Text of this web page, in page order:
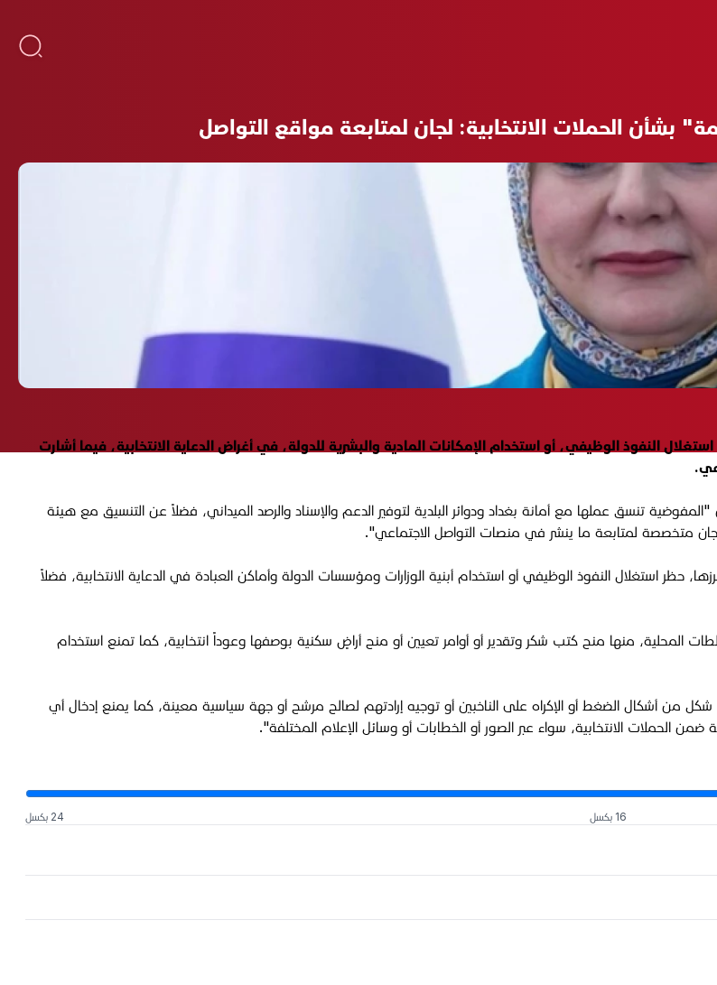
الحملات الانتخابية: لجان لمتابعة مواقع التواصل
الخميس 2 تشرين الأول 2025، المرشحين، من استغلال النفوذ الوظيفي، أو استخدام الإمكانات المادية والبشرية للدولة، في أغراض الدعاية الانتخابية، فيما أشارت
.
تنسق عملها مع أمانة بغداد ودوائر البلدية لتوفير الدعم والإسناد والرصد الميداني، فضلاً عن التنسيق مع هيئة
لجان متخصصة لمتابعة ما ينشر في منصات التواصل الاجتماعي".
رقم 4 لسنة 2025 وضع ضوابط صارمة، من أبرزها، حظر استغلال النفوذ الوظيفي أو استخدام أبنية الوزارات ومؤسسات الدولة وأماكن العبادة في الدعاية الانتخابية، فضلاً
المحلية، منها منح كتب شكر وتقدير أو أوامر تعيين أو منح أراضٍ سكنية بوصفها وعوداً انتخابية، كما تمنع استخدام
من أشكال الضغط أو الإكراه على الناخبين أو توجيه إرادتهم لصالح مرشح أو جهة سياسية معينة، كما يمنع إدخال أي
ضمن الحملات الانتخابية، سواء عبر الصور أو الخطابات أو وسائل الإعلام المختلفة".
16 بكسل 24 بكسل